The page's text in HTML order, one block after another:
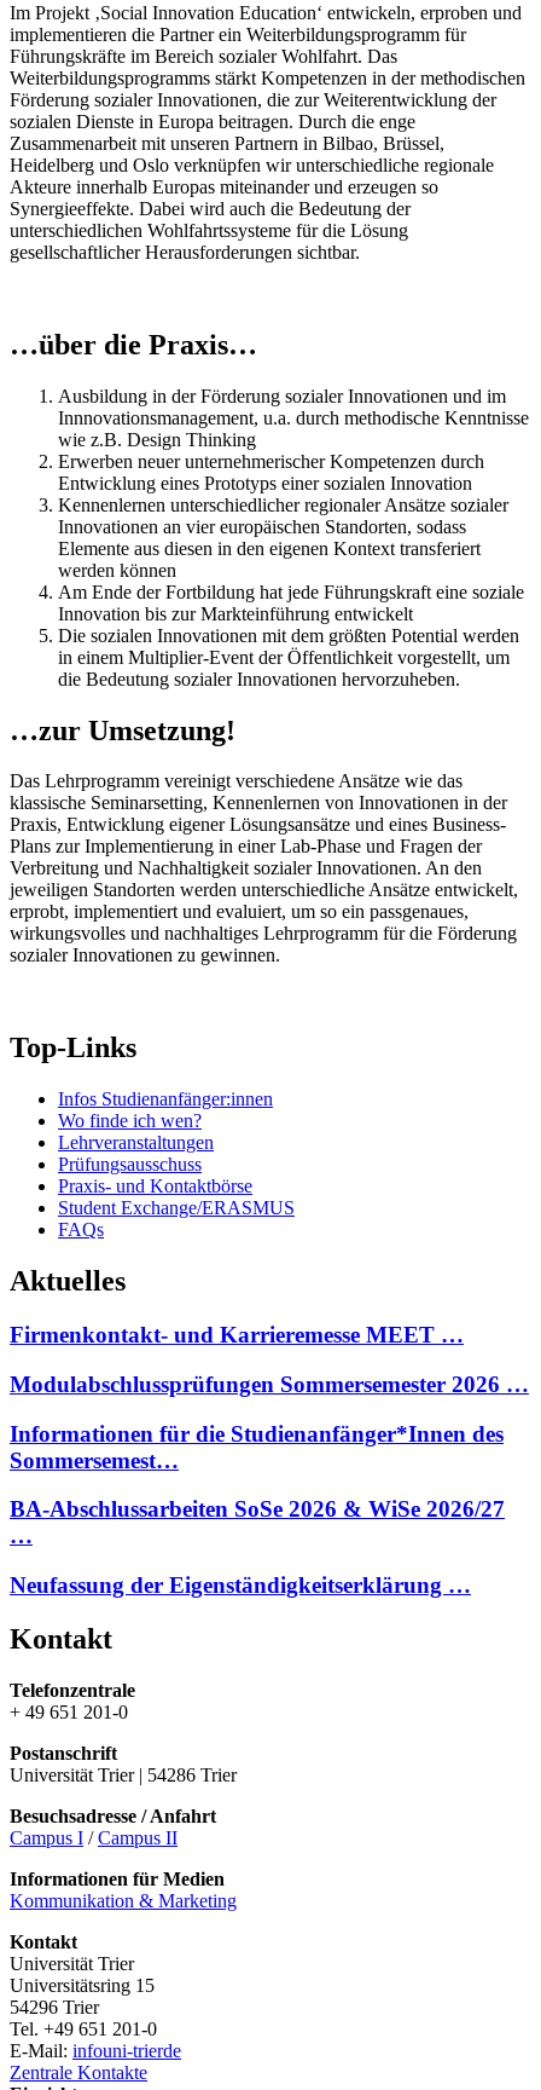
Im Projekt ‚Social Innovation Education‘ entwickeln, erproben und
implementieren die Partner ein Weiterbildungsprogramm für
Führungskräfte im Bereich sozialer Wohlfahrt. Das
Weiterbildungsprogramms stärkt Kompetenzen in der methodischen
Förderung sozialer Innovationen, die zur Weiterentwicklung der
sozialen Dienste in Europa beitragen. Durch die enge
Zusammenarbeit mit unseren Partnern in Bilbao, Brüssel,
Heidelberg und Oslo verknüpfen wir unterschiedliche regionale
Akteure innerhalb Europas miteinander und erzeugen so
Synergieeffekte. Dabei wird auch die Bedeutung der
unterschiedlichen Wohlfahrtssysteme für die Lösung
gesellschaftlicher Herausforderungen sichtbar.
…über die Praxis…
Ausbildung in der Förderung sozialer Innovationen und im
Innnovationsmanagement, u.a. durch methodische Kenntnisse
wie z.B. Design Thinking
Erwerben neuer unternehmerischer Kompetenzen durch
Entwicklung eines Prototyps einer sozialen Innovation
Kennenlernen unterschiedlicher regionaler Ansätze sozialer
Innovationen an vier europäischen Standorten, sodass
Elemente aus diesen in den eigenen Kontext transferiert
werden können
Am Ende der Fortbildung hat jede Führungskraft eine soziale
Innovation bis zur Markteinführung entwickelt
Die sozialen Innovationen mit dem größten Potential werden
in einem Multiplier-Event der Öffentlichkeit vorgestellt, um
die Bedeutung sozialer Innovationen hervorzuheben.
…zur Umsetzung!
Das Lehrprogramm vereinigt verschiedene Ansätze wie das
klassische Seminarsetting, Kennenlernen von Innovationen in der
Praxis, Entwicklung eigener Lösungsansätze und eines Business-
Plans zur Implementierung in einer Lab-Phase und Fragen der
Verbreitung und Nachhaltigkeit sozialer Innovationen. An den
jeweiligen Standorten werden unterschiedliche Ansätze entwickelt,
erprobt, implementiert und evaluiert, um so ein passgenaues,
wirkungsvolles und nachhaltiges Lehrprogramm für die Förderung
sozialer Innovationen zu gewinnen.
Top-Links
Infos Studienanfänger:innen
Wo finde ich wen?
Lehrveranstaltungen
Prüfungsausschuss
Praxis- und Kontaktbörse
Student Exchange/ERASMUS
FAQs
Aktuelles
Firmenkontakt- und Karrieremesse MEET …
Modulabschlussprüfungen Sommersemester 2026 …
Informationen für die Studienanfänger*Innen des
Sommersemest…
BA-Abschlussarbeiten SoSe 2026 & WiSe 2026/27
…
Neufassung der Eigenständigkeitserklärung …
Kontakt
Telefonzentrale
+ 49 651 201-0
Postanschrift
Universität Trier | 54286 Trier
Besuchsadresse / Anfahrt
Campus I /Campus II
Informationen für Medien
Kommunikation & Marketing
Kontakt
Universität Trier
Universitätsring 15
54296 Trier
Tel. +49 651 201-0
E-Mail: infouni-trierde
Zentrale Kontakte